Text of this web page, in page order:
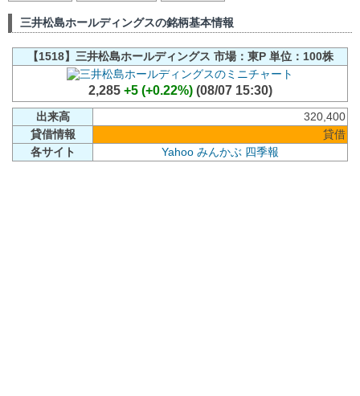
三井松島ホールディングスの銘柄基本情報
【1518】三井松島ホールディングス 市場：東P 単位：100株
2,285 +5 (+0.22%)(08/07 15:30)
出来高
320,400
貸借情報
貸借
各サイト
Yahoo みんかぶ 四季報